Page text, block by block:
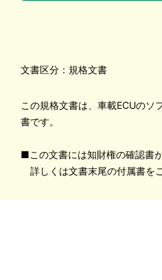
文書区分：規格文書
この規格文書は、車載ECUのソ
書です。
■この文書には知財権の確認書
詳しくは文書末尾の付属書を